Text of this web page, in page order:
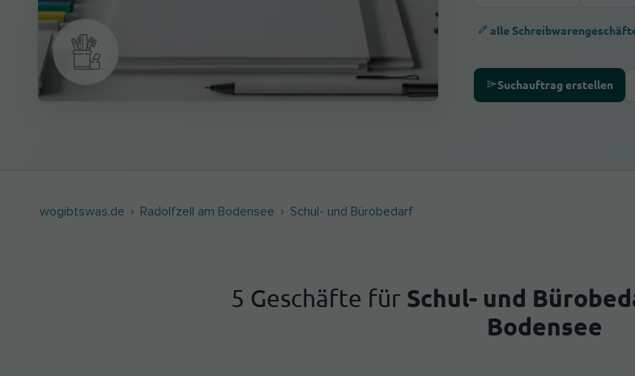
alle
Suchauftrag erstellen
wogibtswas.de Radolfzell am Bodensee Schul- und Bürobedarf
5 Geschäfte für Schul- und
Bodensee